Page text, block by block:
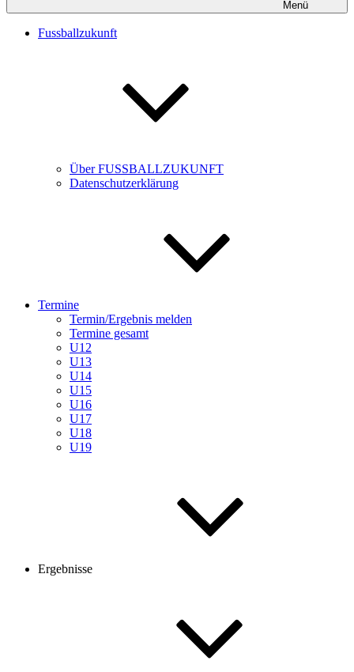
Menü
Fussballzukunft
Über FUSSBALLZUKUNFT
Datenschutzerklärung
Termine
Termin/Ergebnis melden
Termine gesamt
U12
U13
U14
U15
U16
U17
U18
U19
Ergebnisse